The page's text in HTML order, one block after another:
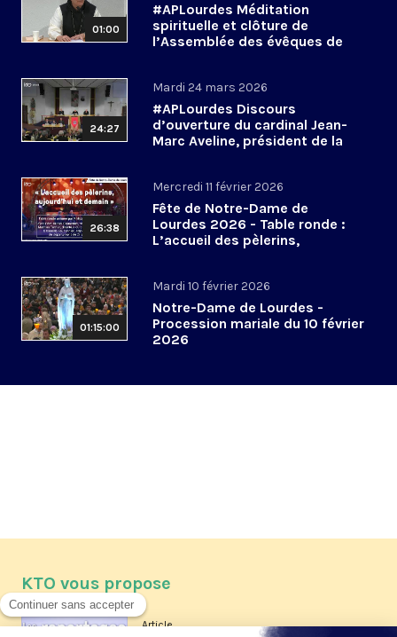
01:00
#APLourdes Méditation
spirituelle et clôture de
l’Assemblée des évêques de
24:27
Mardi 24 mars 2026
#APLourdes Discours
d’ouverture du cardinal Jean-
Marc Aveline, président de la
26:38
Mercredi 11 février 2026
Fête de Notre-Dame de
Lourdes 2026 - Table ronde :
L’accueil des pèlerins,
01:15:00
Mardi 10 février 2026
Notre-Dame de Lourdes -
Procession mariale du 10 février
2026
KTO vous propose
Article